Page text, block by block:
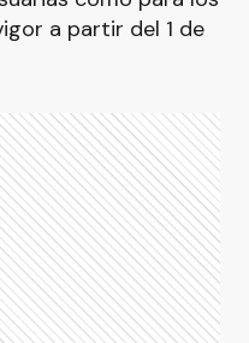
a partir del 1 de